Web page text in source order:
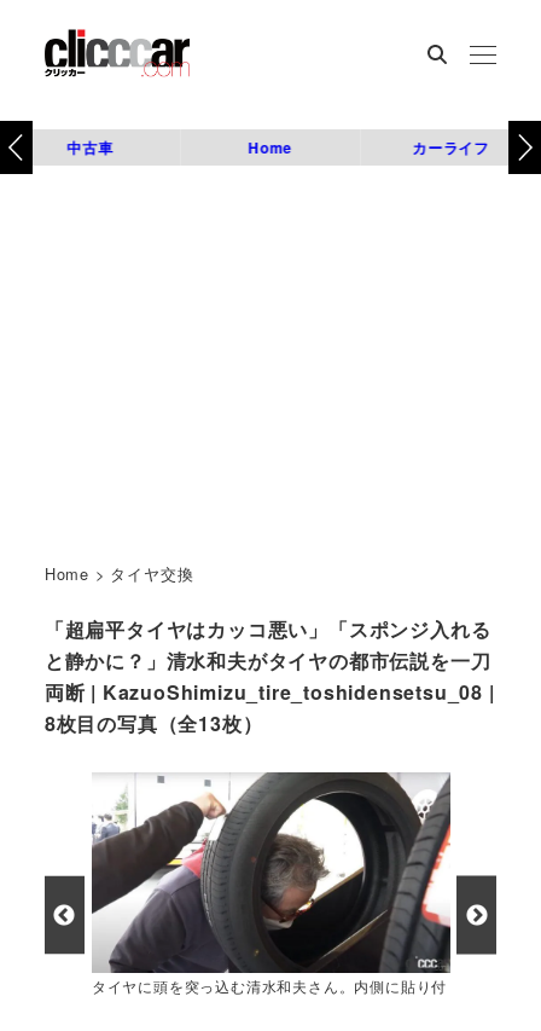
中古車 Home カーライフ
Home > タイヤ交換
「超扁平タイヤはカッコ悪い」「スポンジ入れる
と静かに？」清水和夫がタイヤの都市伝説を一刀
両断 | KazuoShimizu_tire_toshidensetsu_08 |
8枚目の写真（全13枚）
タイヤに頭を突っ込む清水和夫さん。内側に貼り付